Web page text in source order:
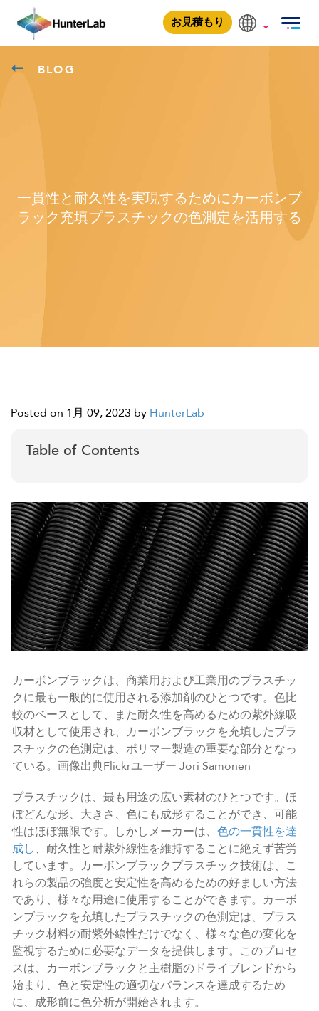
お見積もり
BLOG
一貫性と耐久性を実現するためにカーボンブ
ラック充填プラスチックの色測定を活用する
Posted on 1月 09, 2023 by HunterLab
Table of Contents
カーボンブラックは、商業用および工業用のプラスチッ
クに最も一般的に使用される添加剤のひとつです。色比
較のベースとして、また耐久性を高めるための紫外線吸
収材として使用され、カーボンブラックを充填したプラ
スチックの色測定は、ポリマー製造の重要な部分となっ
ている。画像出典Flickrユーザー Jori Samonen
プラスチックは、最も用途の広い素材のひとつです。ほ
ぼどんな形、大きさ、色にも成形することができ、可能
性はほぼ無限です。しかしメーカーは、 色の一貫性を達
成し、耐久性と耐紫外線性を維持することに絶えず苦労
しています。カーボンブラックプラスチック技術は、こ
れらの製品の強度と安定性を高めるための好ましい方法
であり、様々な用途に使用することができます。カーボ
ンブラックを充填したプラスチックの色測定は、プラス
チック材料の耐紫外線性だけでなく、様々な色の変化を
監視するために必要なデータを提供します。このプロセ
スは、カーボンブラックと主樹脂のドライブレンドから
始まり、色と安定性の適切なバランスを達成するため
に、成形前に色分析が開始されます。